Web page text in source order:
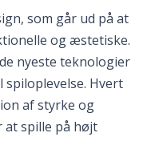
som går ud på at
og æstetiske.
nyeste teknologier
Hvert
af styrke og
at spille på højt